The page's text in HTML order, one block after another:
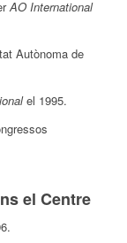
AO International
Autònoma de
el 1995.
el Centre